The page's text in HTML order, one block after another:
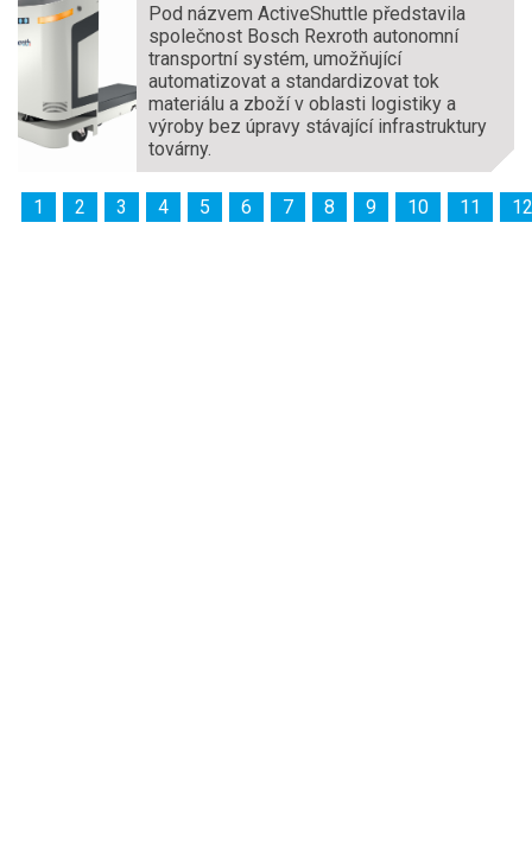
Pod názvem ActiveShuttle představila
společnost Bosch Rexroth autonomní
transportní systém, umožňující
automatizovat a standardizovat tok
materiálu a zboží v oblasti logistiky a
výroby bez úpravy stávající infrastruktury
továrny.
1 2 3 4 5 6 7 8 9 10 11 12